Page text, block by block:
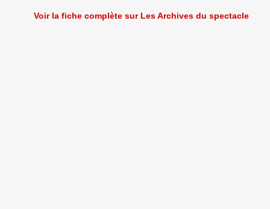
Voir la fiche complète sur Les Archives du spectacle